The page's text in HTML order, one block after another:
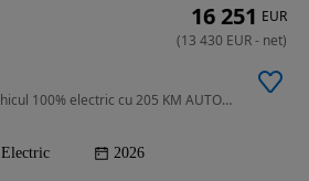
20 CP • ALLVIEW 4CITY vehicul 100% electric cu 205 KM AUTONOMIE
Electric 2026
16 251 EUR
(13 430 EUR- net)